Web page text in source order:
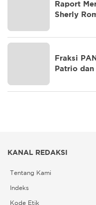
Raport
Sherly
Fraksi
Patrio dan
KANAL REDAKSI
Tentang Kami
Indeks
Kode Etik